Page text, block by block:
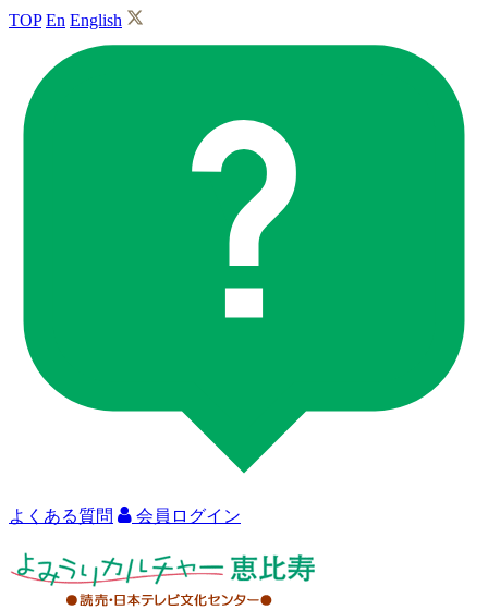
TOP En English
よくある質問 会員ログイン